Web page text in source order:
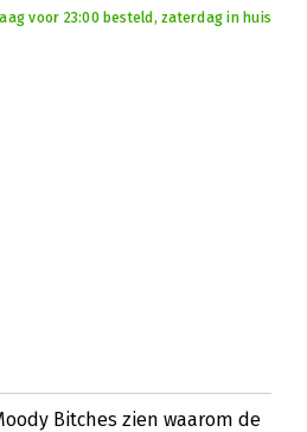
voor 23:00 besteld, zaterdag in huis
Bitches zien waarom de